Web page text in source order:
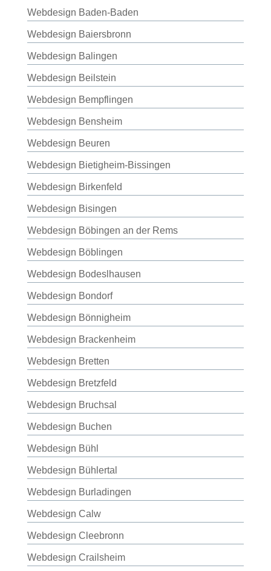
Webdesign Baden-Baden
Webdesign Baiersbronn
Webdesign Balingen
Webdesign Beilstein
Webdesign Bempflingen
Webdesign Bensheim
Webdesign Beuren
Webdesign Bietigheim-Bissingen
Webdesign Birkenfeld
Webdesign Bisingen
Webdesign Böbingen an der Rems
Webdesign Böblingen
Webdesign Bodeslhausen
Webdesign Bondorf
Webdesign Bönnigheim
Webdesign Brackenheim
Webdesign Bretten
Webdesign Bretzfeld
Webdesign Bruchsal
Webdesign Buchen
Webdesign Bühl
Webdesign Bühlertal
Webdesign Burladingen
Webdesign Calw
Webdesign Cleebronn
Webdesign Crailsheim